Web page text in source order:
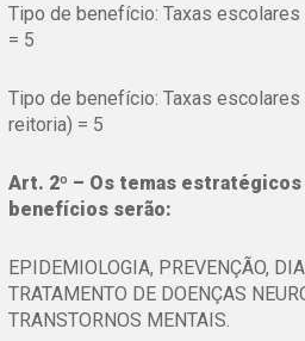
Tipo de benefício: Taxas
= 5
Tipo de benefício: Taxas
reitoria) = 5
Art. 2º – Os temas
benefícios serão:
EPIDEMIOLOGIA, PREVENÇÃO,
TRATAMENTO DE DOENÇAS
TRANSTORNOS MENTAIS.